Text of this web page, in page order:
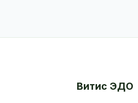
Витис ЭДО